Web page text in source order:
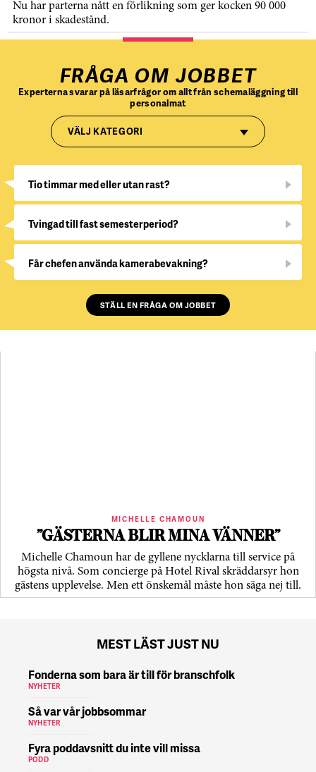
Nu har parterna nått en förlikning som ger kocken 90 000
kronor i skadestånd.
FRÅGA OM JOBBET
Experterna svarar på läsarfrågor om allt från schemaläggning till
personalmat
VÄLJ KATEGORI
Tio timmar med eller utan rast?
Tvingad till fast semesterperiod?
Får chefen använda kamerabevakning?
STÄLL EN FRÅGA OM JOBBET
MICHELLE CHAMOUN
”GÄSTERNA BLIR MINA VÄNNER”
Michelle Chamoun har de gyllene nycklarna till service på
högsta nivå. Som concierge på Hotel Rival skräddarsyr hon
gästens upp­levelse. Men ett önskemål måste hon säga nej till.
MEST LÄST JUST NU
Fonderna som bara är till för branschfolk
NYHETER
Så var vår jobbsommar
NYHETER
Fyra poddavsnitt du inte vill missa
PODD